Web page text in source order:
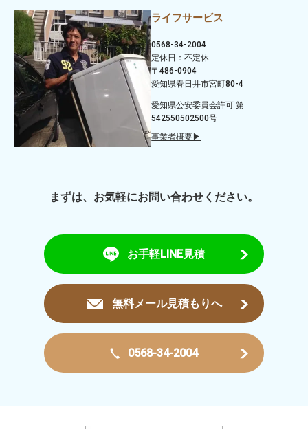
ライフサービス
0568-34-2004
定休日：不定休
〒486-0904
愛知県春日井市宮町80-4
愛知県公安委員会許可 第
542550502500号
事業者概要▶
まずは、お気軽にお問い合わせください。
お手軽LINE見積
無料メール見積もりへ
0568-34-2004